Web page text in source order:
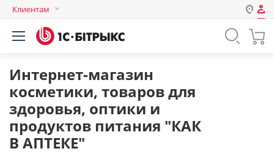
Клиентам
Авторизация
Логин
Интернет-магазин
косметики, товаров для
здоровья, оптики и
продуктов питания "КАК
В АПТЕКЕ"